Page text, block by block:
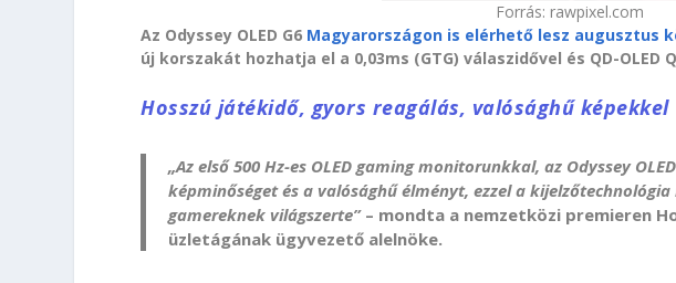
Forrás: rawpixel.com
Az Odyssey OLED G6 Magyarországon is elérhető lesz augusztus
új korszakát hozhatja el a 0,03ms (GTG) válaszidővel és QD-OLED
Hosszú játékidő, gyors reagálás, valósághű képekkel
„Az első 500 Hz-es OLED gaming monitorunkkal, az Odyssey
képminőséget és a valósághű élményt, ezzel a
gamereknek világszerte” – mondta a nemzetközi premieren
üzletágának ügyvezető alelnöke.